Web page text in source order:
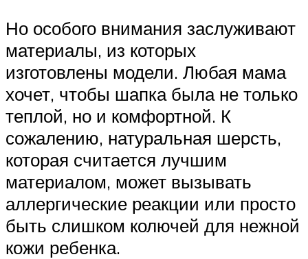
Но особого внимания заслуживают
материалы, из которых
изготовлены модели. Любая мама
хочет, чтобы шапка была не только
теплой, но и комфортной. К
сожалению, натуральная шерсть,
которая считается лучшим
материалом, может вызывать
аллергические реакции или просто
быть слишком колючей для нежной
кожи ребенка.